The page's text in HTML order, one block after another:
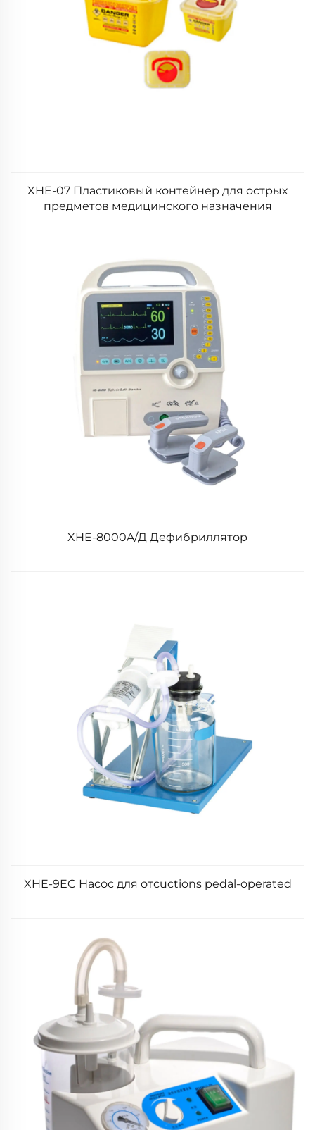
XHE-07 Пластиковый контейнер для острых
предметов медицинского назначения
XHE-8000A/Д Дефибриллятор
XHE-9EC Насос для отсuctions pedal-operated